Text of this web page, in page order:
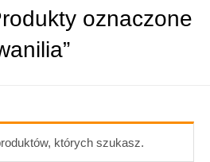
oznaczone
których szukasz.